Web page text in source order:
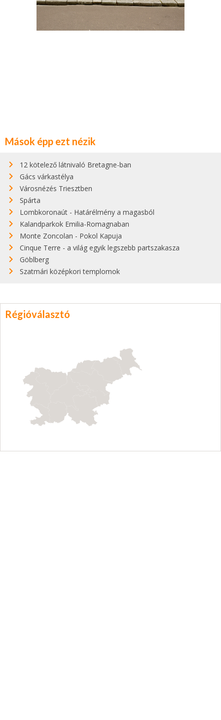
Mások épp ezt nézik
12 kötelező látnivaló Bretagne-ban
Gács várkastélya
Városnézés Triesztben
Spárta
Lombkoronaút - Határélmény a magasból
Kalandparkok Emilia-Romagnaban
Monte Zoncolan - Pokol Kapuja
Cinque Terre - a világ egyik legszebb partszakasza
Göblberg
Szatmári középkori templomok
Régióválasztó